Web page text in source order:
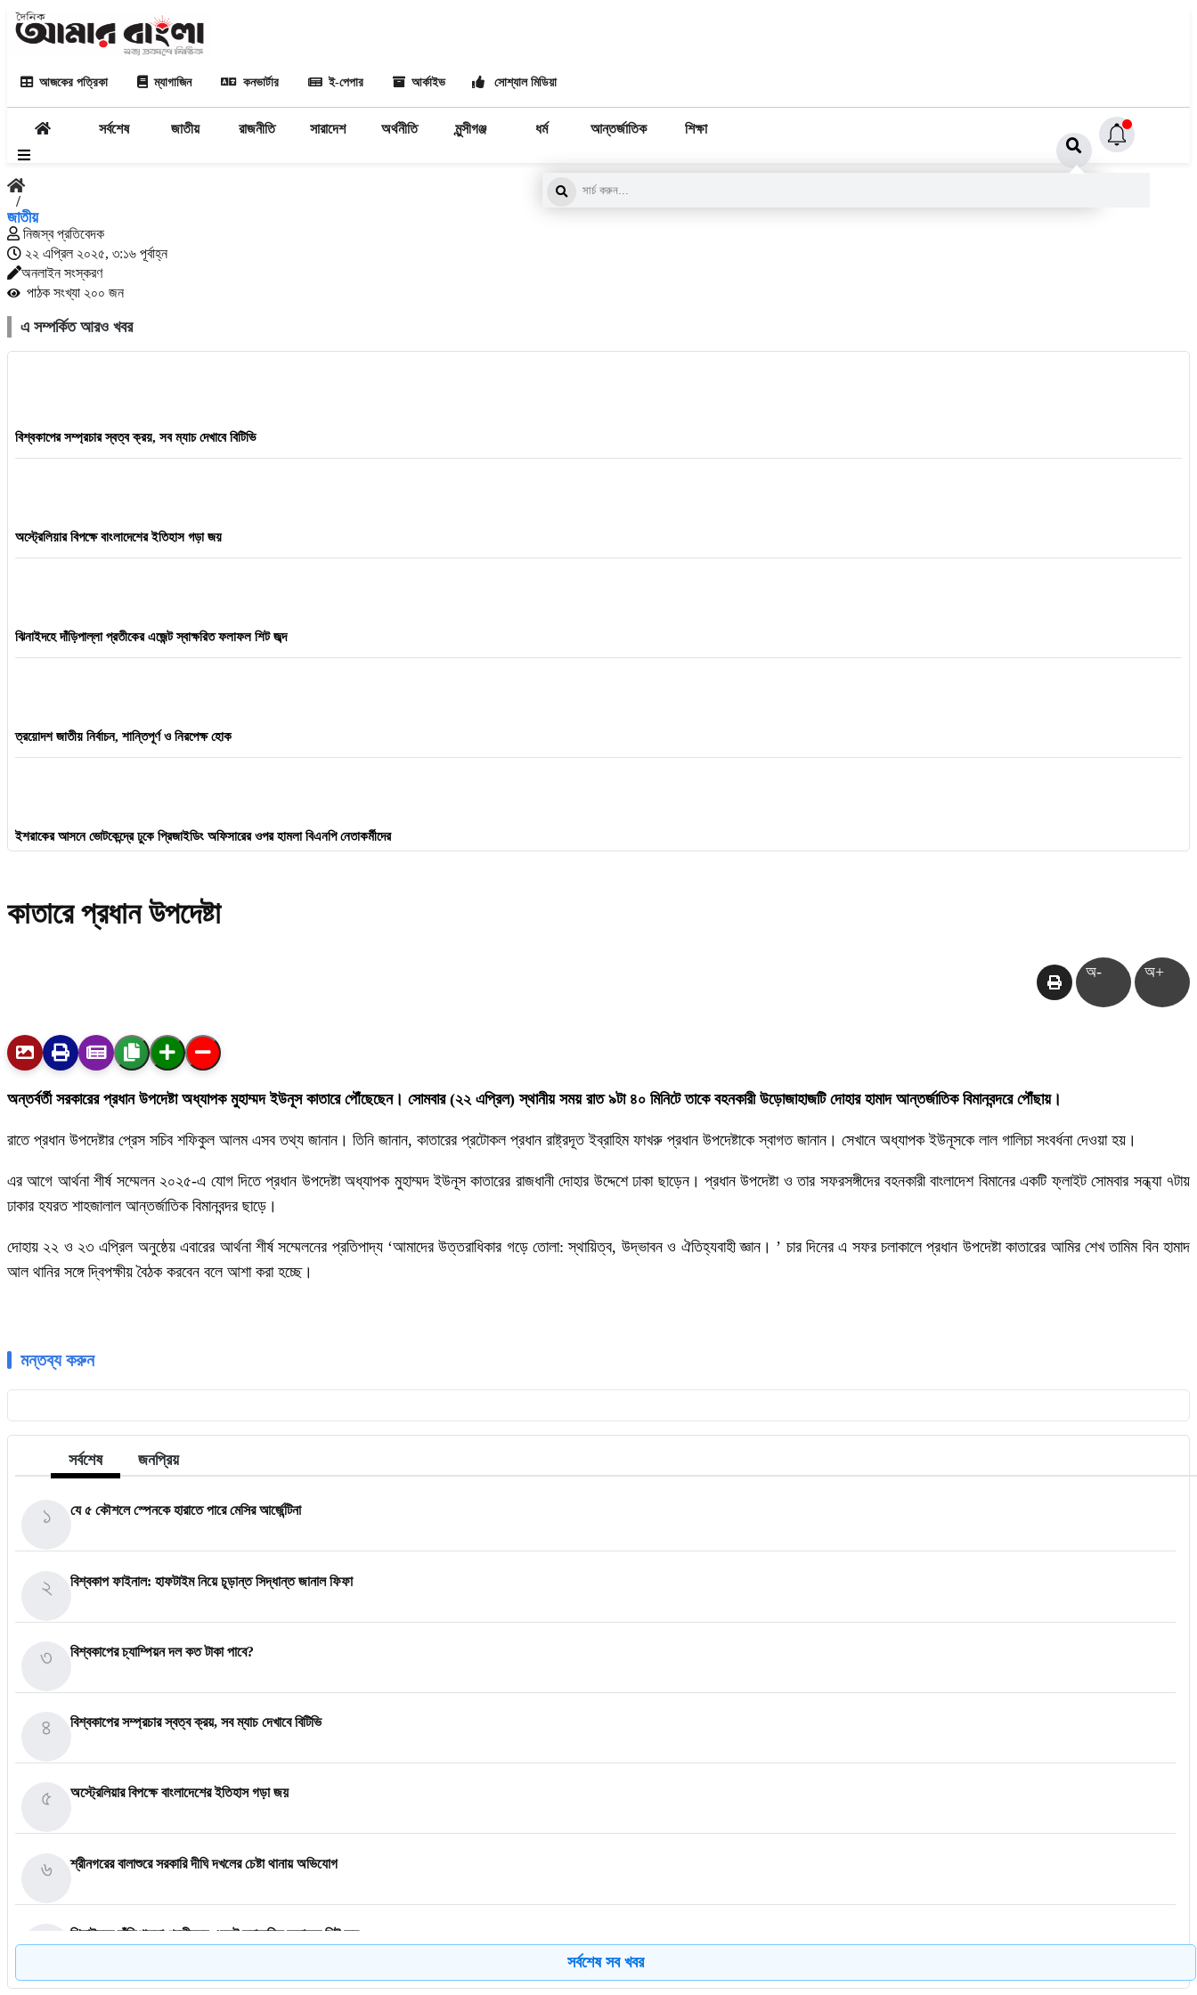
আজকের পত্রিকা ম্যাগাজিন কনভার্টার ই-পেপার আর্কাইভ সোশ্যাল মিডিয়া
সর্বশেষ জাতীয় রাজনীতি সারাদেশ অর্থনীতি মুন্সীগঞ্জ ধর্ম আন্তর্জাতিক শিক্ষা
/
জাতীয়
নিজস্ব প্রতিবেদক
২২ এপ্রিল ২০২৫, ৩:১৬ পূর্বাহ্ন
অনলাইন সংস্করণ
পাঠক সংখ্যা ২০০ জন
এ সম্পর্কিত আরও খবর
বিশ্বকাপের সম্প্রচার স্বত্ব ক্রয়, সব ম্যাচ দেখাবে বিটিভি
অস্ট্রেলিয়ার বিপক্ষে বাংলাদেশের ইতিহাস গড়া জয়
ঝিনাইদহে দাঁড়িপাল্লা প্রতীকের এজেন্ট স্বাক্ষরিত ফলাফল শিট জব্দ
ত্রয়োদশ জাতীয় নির্বাচন, শান্তিপূর্ণ ও নিরপেক্ষ হোক
ইশরাকের আসনে ভোটকেন্দ্রে ঢুকে প্রিজাইডিং অফিসারের ওপর হামলা বিএনপি নেতাকর্মীদের
কাতারে প্রধান উপদেষ্টা
অ- অ+
অন্তর্বর্তী সরকারের প্রধান উপদেষ্টা অধ্যাপক মুহাম্মদ ইউনূস কাতারে পৌঁছেছেন। সোমবার (২২ এপ্রিল) স্থানীয় সময় রাত ৯টা ৪০ মিনিটে তাকে বহনকারী উড়োজাহাজটি দোহার হামাদ আন্তর্জাতিক বিমানবন্দরে পৌঁছায়।
রাতে প্রধান উপদেষ্টার প্রেস সচিব শফিকুল আলম এসব তথ্য জানান। তিনি জানান, কাতারের প্রটোকল প্রধান রাষ্ট্রদূত ইব্রাহিম ফাখরু প্রধান উপদেষ্টাকে স্বাগত জানান। সেখানে অধ্যাপক ইউনূসকে লাল গালিচা সংবর্ধনা দেওয়া হয়।
এর আগে আর্থনা শীর্ষ সম্মেলন ২০২৫-এ যোগ দিতে প্রধান উপদেষ্টা অধ্যাপক মুহাম্মদ ইউনূস কাতারের রাজধানী দোহার উদ্দেশে ঢাকা ছাড়েন। প্রধান উপদেষ্টা ও তার সফরসঙ্গীদের বহনকারী বাংলাদেশ বিমানের একটি ফ্লাইট সোমবার সন্ধ্যা ৭টায়
ঢাকার হযরত শাহজালাল আন্তর্জাতিক বিমানবন্দর ছাড়ে।
দোহায় ২২ ও ২৩ এপ্রিল অনুষ্ঠেয় এবারের আর্থনা শীর্ষ সম্মেলনের প্রতিপাদ্য ‘আমাদের উত্তরাধিকার গড়ে তোলা: স্থায়িত্ব, উদ্ভাবন ও ঐতিহ্যবাহী জ্ঞান। ’ চার দিনের এ সফর চলাকালে প্রধান উপদেষ্টা কাতারের আমির শেখ তামিম বিন হামাদ
আল থানির সঙ্গে দ্বিপক্ষীয় বৈঠক করবেন বলে আশা করা হচ্ছে।
মন্তব্য করুন
সর্বশেষ জনপ্রিয়
যে ৫ কৌশলে স্পেনকে হারাতে পারে মেসির আর্জেন্টিনা
১
বিশ্বকাপ ফাইনাল: হাফটাইম নিয়ে চূড়ান্ত সিদ্ধান্ত জানাল ফিফা
২
বিশ্বকাপের চ্যাম্পিয়ন দল কত টাকা পাবে?
৩
বিশ্বকাপের সম্প্রচার স্বত্ব ক্রয়, সব ম্যাচ দেখাবে বিটিভি
৪
অস্ট্রেলিয়ার বিপক্ষে বাংলাদেশের ইতিহাস গড়া জয়
৫
শ্রীনগরের বালাশুরে সরকারি দীঘি দখলের চেষ্টা থানায় অভিযোগ
৬
ঝিনাইদহে দাঁড়িপাল্লা প্রতীকের এজেন্ট স্বাক্ষরিত ফলাফল শিট জব্দ
৭
সর্বশেষ সব খবর